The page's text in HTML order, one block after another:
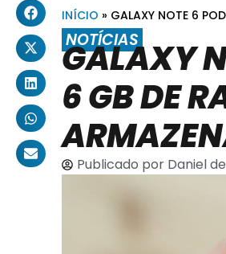
INÍCIO » GALAXY NOTE 6
NOTÍCIAS
GALAXY
6 GB DE
Publicado porDaniel